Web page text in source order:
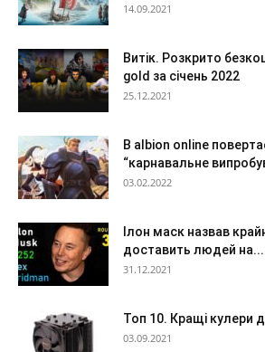
14.09.2021
Витік. Розкрито
gold за січень 2022
25.12.2021
В albion online
“карнавальне
03.02.2022
Ілон маск назвав
доставить людей на...
31.12.2021
Топ 10. Кращі кулери
03.09.2021